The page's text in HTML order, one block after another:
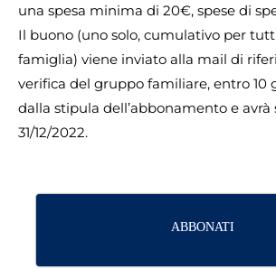
una spesa minima di 20€, spese di
Il buono (uno solo, cumulativo per
famiglia) viene inviato alla mail di
verifica del gruppo familiare, entro 10
dalla stipula dell’abbonamento e avrà
31/12/2022.
ABBONATI